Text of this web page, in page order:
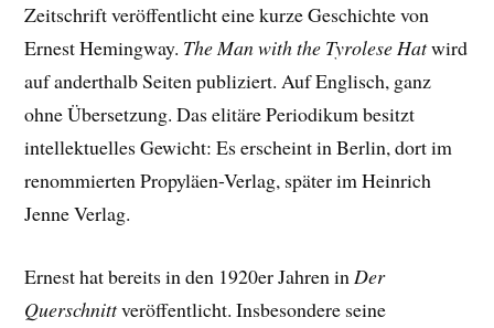
Zeitschrift veröffentlicht eine kurze Geschichte von
Ernest Hemingway. The Man with the Tyrolese Hatwird
auf anderthalb Seiten publiziert. Auf Englisch, ganz
ohne Übersetzung. Das elitäre Periodikum besitzt
intellektuelles Gewicht: Es erscheint in Berlin, dort im
renommierten Propyläen-Verlag, später im Heinrich
Jenne Verlag.
Ernest hat bereits in den 1920er Jahren inDer
Querschnittveröffentlicht. Insbesondere seine